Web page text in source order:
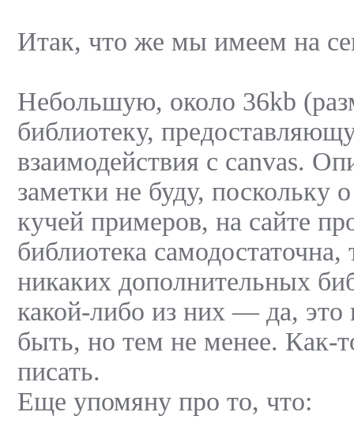
Итак, что же мы имеем на
Небольшую, около 36kb
библиотеку,
взаимодействия с canvas.
заметки не буду, поскольку
кучей примеров, на сайте
библиотека
никаких дополнительных
какой-либо из них — да, это
быть, но тем не менее. Как-
писать.
Еще упомяну про то, что: